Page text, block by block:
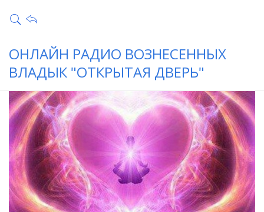
ОНЛАЙН РАДИО ВОЗНЕСЕННЫХ
ВЛАДЫК "ОТКРЫТАЯ ДВЕРЬ"